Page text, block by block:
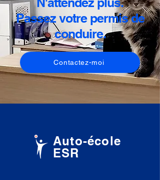
Passez votre permis de
conduire.
Contactez-moi
Auto-école
ESR